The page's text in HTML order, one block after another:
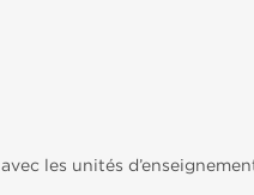
les unités